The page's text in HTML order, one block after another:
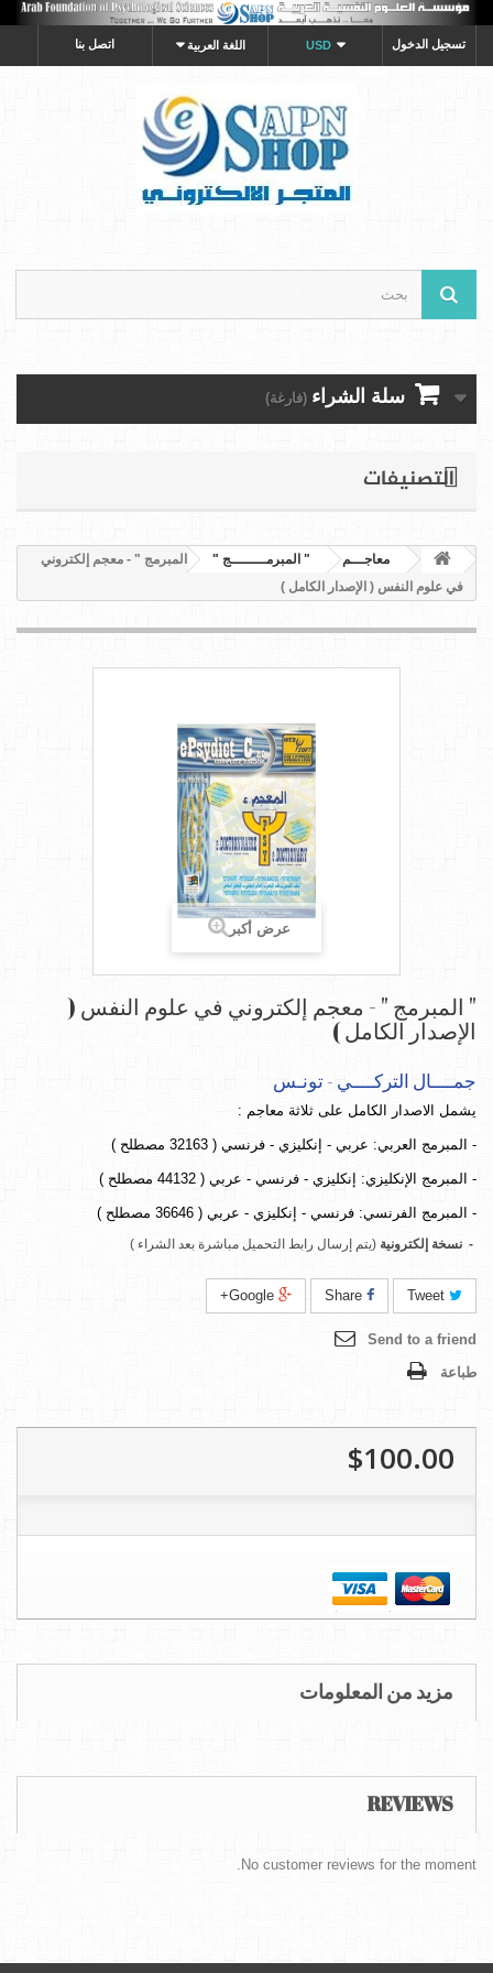
تسجيل الدخول USD اللغة العربية اتصل بنا
سلة الشراء (فارغة)
التصنيفات
معاجـــم " المبرمــــــــج "
" المبرمج " - معجم إلكتروني
في علوم النفس ( الإصدار الكامل )
عرض أكبر
" المبرمج " - معجم إلكتروني في علوم النفس (
الإصدار الكامل )
جمــــال التركــــي - تونـس
يشمل الاصدار الكامل على ثلاثة معاجم :
- المبرمج العربي: عربي - إنكليزي - فرنسي ( 32163 مصطلح )
- المبرمج الإنكليزي: إنكليزي - فرنسي - عربي ( 44132 مصطلح )
- المبرمج الفرنسي: فرنسي - إنكليزي - عربي ( 36646 مصطلح )
- نسخة إلكترونية (يتم إرسال رابط التحميل مباشرة بعد الشراء )
Send to a friend
طباعة
$100.00
مزيد من المعلومات
REVIEWS
No customer reviews for the moment.